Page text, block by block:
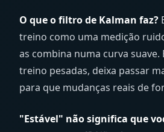
O que o filtro de Kalman faz?
treino como uma medição
as combina numa curva suave.
treino pesadas, deixa passar
para que mudanças reais de
"Estável" não significa que